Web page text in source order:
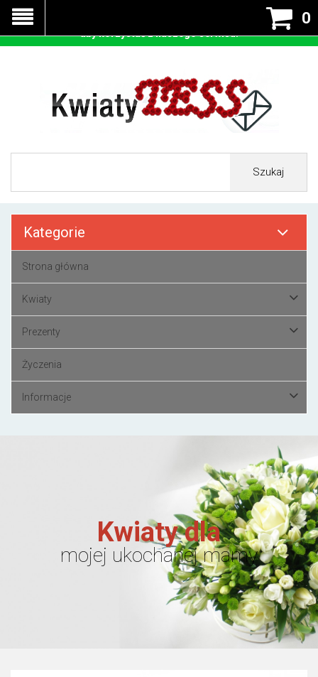
0
Szukaj
Kategorie
Strona główna
Kwiaty
Prezenty
Życzenia
Informacje
Kwiaty dla
mojej ukochanej mamy
Nasza strona korzysta z cookies - czyli tzw ciastek w celu
prawidłowego działania. Zaakceptuj przyjmowanie cookies
aby korzystać z naszego serwisu.